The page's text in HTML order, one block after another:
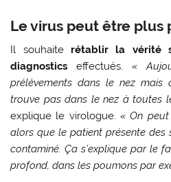
Le virus peut être plus
Il souhaite rétablir la vérité
diagnostics effectués. «
prélèvements dans le nez
trouve pas dans le nez à toutes
explique le virologue. « On
alors que le patient présente des
contaminé. Ça s’explique par le
profond, dans les poumons par